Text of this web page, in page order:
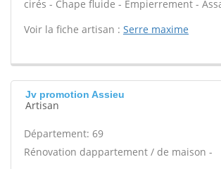
cirés - Chape fluide - Empierrement -
Voir la fiche artisan : Serre maxime
Jv promotion Assieu
Artisan
Département: 69
Rénovation dappartement / de maison -